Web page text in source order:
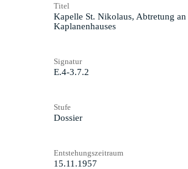
Titel
Kapelle St. Nikolaus, Abtretung
Kaplanenhauses
Signatur
E.4-3.7.2
Stufe
Dossier
Entstehungszeitraum
15.11.1957